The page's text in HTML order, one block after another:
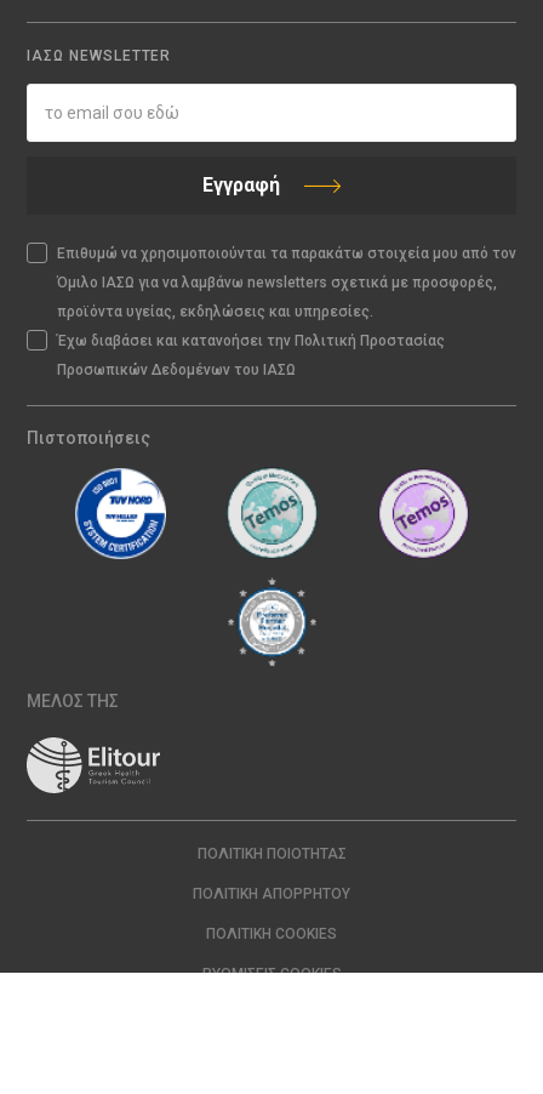
ΙΑΣΩ NEWSLETTER
Εγγραφή
Επιθυμώ να χρησιμοποιούνται τα παρακάτω στοιχεία μου από τον
Όμιλο ΙΑΣΩ για να λαμβάνω newsletters σχετικά με προσφορές,
προϊόντα υγείας, εκδηλώσεις και υπηρεσίες.
Έχω διαβάσει και κατανοήσει την Πολιτική Προστασίας
Προσωπικών Δεδομένων του ΙΑΣΩ
Πιστοποιήσεις
ΜΕΛΟΣ ΤΗΣ
ΠΟΛΙΤΙΚΉ ΠΟΙΌΤΗΤΑΣ
ΠΟΛΙΤΙΚΉ ΑΠΟΡΡΉΤΟΥ
ΠΟΛΙΤΙΚΉ COOKIES
ΡΥΘΜΊΣΕΙΣ COOKIES